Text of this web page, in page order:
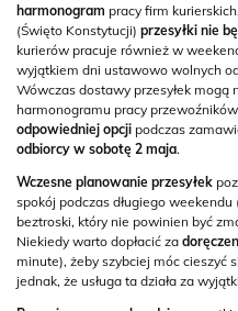
harmonogram pracy firm
(Święto Konstytucji) przesyłki nie
kurierów pracuje również w
wyjątkiem dni ustawowo wolnych
Wówczas dostawy przesyłek
harmonogramu pracy
odpowiedniej opcji podczas
odbiorcy w sobotę 2 maja.
Wczesne planowanie przesyłek
spokój podczas długiego
beztroski, który nie powinien być
Niekiedy warto dopłacić za
minute), żeby szybciej móc cieszyć
jednak, że usługa ta działa za